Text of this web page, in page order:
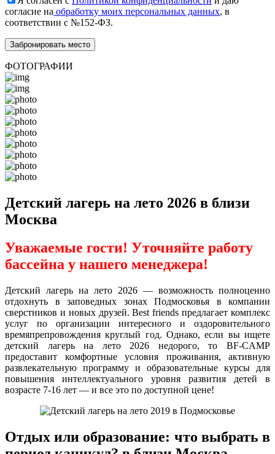
согласие на обработку моих персональных данных, в
соответствии с №152-ФЗ.
ФОТОГРАФИИ
Детский лагерь на лето 2026 в близи
Москва
Уважаемые гости! Уточняйте работу
бассейна у нашего менеджера!
Детский лагерь на лето 2026 — возможность полноценно
отдохнуть в заповедных зонах Подмосковья в компании
сверстников и новых друзей. Best friends предлагает комплекс
услуг по организации интересного и оздоровительного
времяпрепровождения круглый год. Однако, если вы ищете
детский лагерь на лето 2026 недорого, то BF-CAMP
предоставит комфортные условия проживания, активную
развлекательную программу и образовательные курсы для
повышения интеллектуального уровня развития детей в
возрасте 7-16 лет — и все это по доступной цене!
Отдых или образование: что выбрать в